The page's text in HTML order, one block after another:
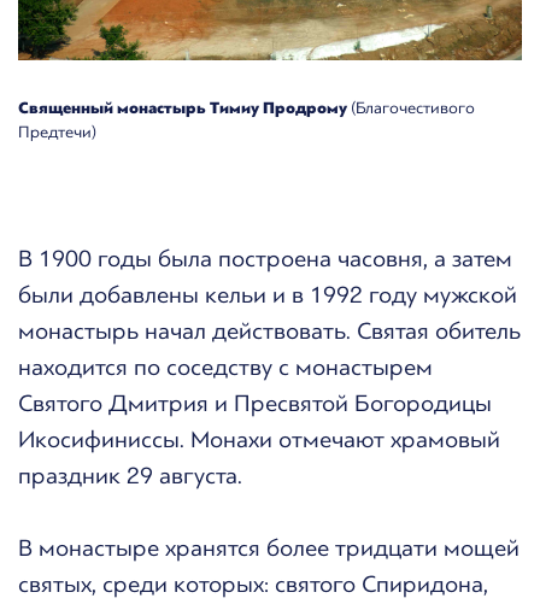
Священный монастырь Тимиу Продрому (Благочестивого
Предтечи)
В 1900 годы была построена часовня, а затем
были добавлены кельи и в 1992 году мужской
монастырь начал действовать. Святая обитель
находится по соседству с монастырем
Святого Дмитрия и Пресвятой Богородицы
Икосифиниссы. Монахи отмечают храмовый
праздник 29 августа.
В монастыре хранятся более тридцати мощей
святых, среди которых: святого Спиридона,